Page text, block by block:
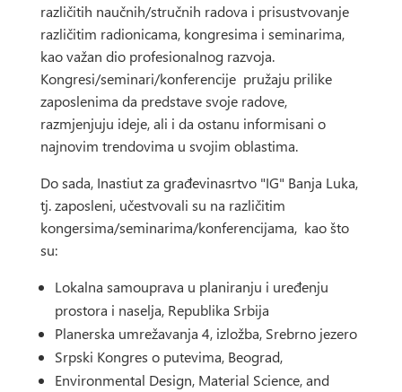
različitih naučnih/stručnih radova i prisustvovanje
različitim radionicama, kongresima i seminarima,
kao važan dio profesionalnog razvoja.
Kongresi/seminari/konferencije pružaju prilike
zaposlenima da predstave svoje radove,
razmjenjuju ideje, ali i da ostanu informisani o
najnovim trendovima u svojim oblastima.
Do sada, Inastiut za građevinasrtvo "IG" Banja Luka,
tj. zaposleni, učestvovali su na različitim
kongersima/seminarima/konferencijama, kao što
su:
Lokalna samouprava u planiranju i uređenju
prostora i naselja, Republika Srbija
Planerska umrežavanja 4, izložba, Srebrno jezero
Srpski Kongres o putevima, Beograd,
Environmental Design, Material Science, and